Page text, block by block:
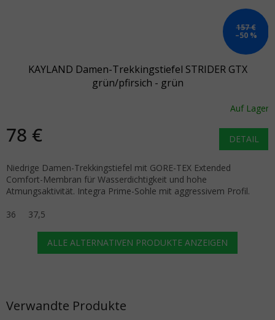
Verwandte Produkte
157 €
–50 %
KAYLAND Damen-Trekkingstiefel STRIDER GTX
grün/pfirsich - grün
Auf Lager
78 € DETAIL
Niedrige Damen-Trekkingstiefel mit GORE-TEX Extended
Comfort-Membran für Wasserdichtigkeit und hohe
Atmungsaktivität. Integra Prime-Sohle mit aggressivem Profil.
36
37,5
ALLE ALTERNATIVEN PRODUKTE ANZEIGEN